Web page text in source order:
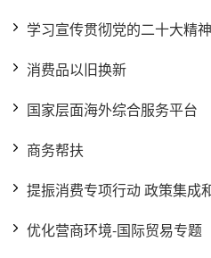
学习宣传贯彻党的二十大精神
消费品以旧换新
国家层面海外综合服务平台
商务帮扶
提振消费专项行动 政策集成
优化营商环境-国际贸易专题